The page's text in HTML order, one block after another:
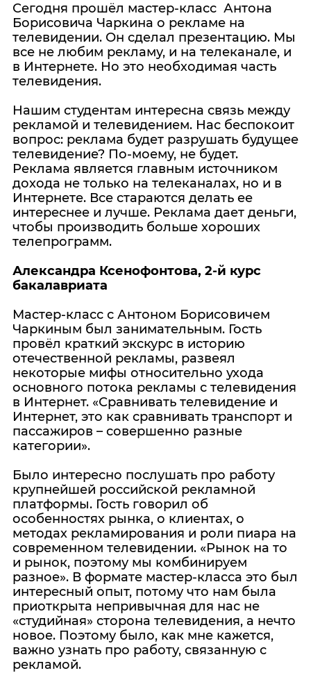
Сегодня прошёл мастер-класс Антона
Борисовича Чаркина о рекламе на
телевидении. Он сделал презентацию. Мы
все не любим рекламу, и на телеканале, и
в Интернете. Но это необходимая часть
телевидения.
Нашим студентам интересна связь между
рекламой и телевидением. Нас беспокоит
вопрос: реклама будет разрушать будущее
телевидение? По-моему, не будет.
Реклама является главным источником
дохода не только на телеканалах, но и в
Интернете. Все стараются делать ее
интереснее и лучше. Реклама дает деньги,
чтобы производить больше хороших
телепрограмм.
Александра Ксенофонтова, 2-й курс
бакалавриата
Мастер-класс с Антоном Борисовичем
Чаркиным был занимательным. Гость
провёл краткий экскурс в историю
отечественной рекламы, развеял
некоторые мифы относительно ухода
основного потока рекламы с телевидения
в Интернет. «Сравнивать телевидение и
Интернет, это как сравнивать транспорт и
пассажиров – совершенно разные
категории».
Было интересно послушать про работу
крупнейшей российской рекламной
платформы. Гость говорил об
особенностях рынка, о клиентах, о
методах рекламирования и роли пиара на
современном телевидении. «Рынок на то
и рынок, поэтому мы комбинируем
разное». В формате мастер-класса это был
интересный опыт, потому что нам была
приоткрыта непривычная для нас не
«студийная» сторона телевидения, а нечто
новое. Поэтому было, как мне кажется,
важно узнать про работу, связанную с
рекламой.